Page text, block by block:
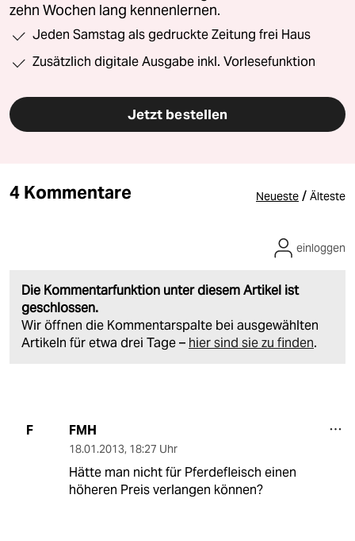
zehn Wochen lang kennenlernen.
Jeden Samstag als gedruckte Zeitung frei Haus
Zusätzlich digitale Ausgabe inkl. Vorlesefunktion
Jetzt bestellen
4 Kommentare Neueste / Älteste
Die Kommentarfunktion unter diesem Artikel ist
geschlossen.
Wir öffnen die Kommentarspalte bei ausgewählten
Artikeln für etwa drei Tage – hier sind sie zu finden.
einloggen
F FMH
18.01.2013, 18:27 Uhr
Hätte man nicht für Pferdefleisch einen
höheren Preis verlangen können?